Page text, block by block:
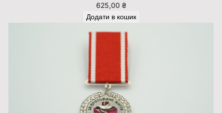
625,00 ₴
Додати в кошик